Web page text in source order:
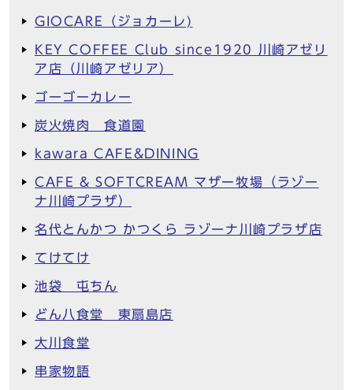
GIOCARE（ジョカーレ)
KEY COFFEE Club since1920 川崎アゼリ
ア店（川崎アゼリア）
ゴーゴーカレー
炭火焼肉 食道園
kawara CAFE&DINING
CAFE & SOFTCREAM マザー牧場（ラゾー
ナ川崎プラザ）
名代とんかつ かつくら ラゾーナ川崎プラザ店
てけてけ
池袋 屯ちん
どん八食堂 東扇島店
大川食堂
串家物語